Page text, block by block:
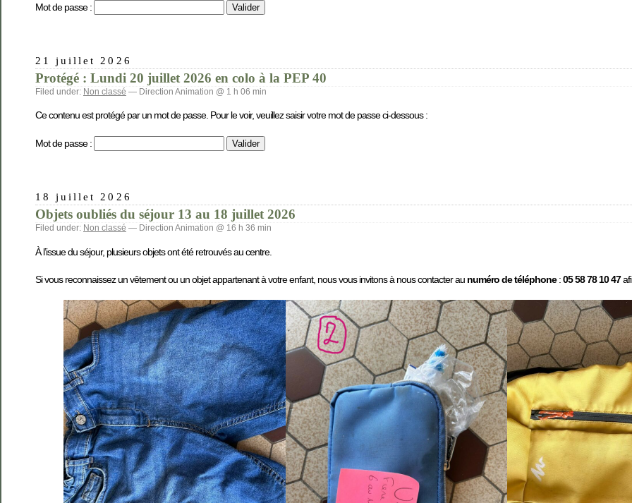
Mot de passe :
21 juillet 2026
Protégé : Lundi 20 juillet 2026 en colo à la PEP 40
Filed under: Non classé — Direction Animation @ 1 h 06 min
Ce contenu est protégé par un mot de passe. Pour le voir, veuillez saisir votre mot de passe ci-dessous :
Mot de passe :
18 juillet 2026
Objets oubliés du séjour 13 au 18 juillet 2026
Filed under: Non classé — Direction Animation @ 16 h 36 min
À l’issue du séjour, plusieurs objets ont été retrouvés au centre.
Si vous reconnaissez un vêtement ou un objet appartenant à votre enfant, nous vous invitons à nous contacter au numéro de téléphone:05 58 78 10 47